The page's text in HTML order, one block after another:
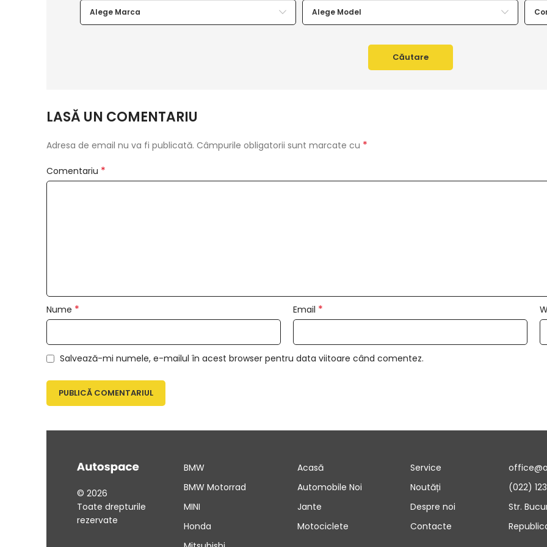
Alege Marca Alege Model
Căutare
LASĂ UN COMENTARIU
Adresa de email nu va fi publicată. Câmpurile obligatorii sunt marcate cu *
Comentariu *
Nume * Email *
Salvează-mi numele, e-mailul în acest browser pentru data viitoare când comentez.
© 2026
Toate drepturile
rezervate
BMW
BMW Motorrad
MINI
Honda
Acasă
Automobile Noi
Jante
Motociclete
Service
Noutăți
Despre noi
Contacte
(022)
Str.